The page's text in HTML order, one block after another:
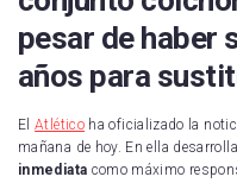
pesar de haber
años para
ElAtléticoha oficializado la
mañana de hoy. En ella
inmediata como máximo